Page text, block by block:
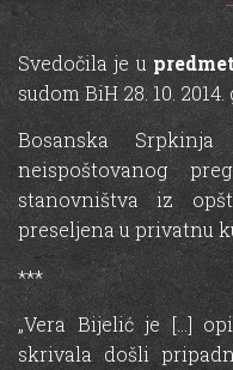
Svedočila je u
sudom BiH 28. 10. 2014.
Bosanska
neispoštovanog
stanovništva iz
preseljena u privatnu
***
„Vera Bijelić je […]
skrivala došli